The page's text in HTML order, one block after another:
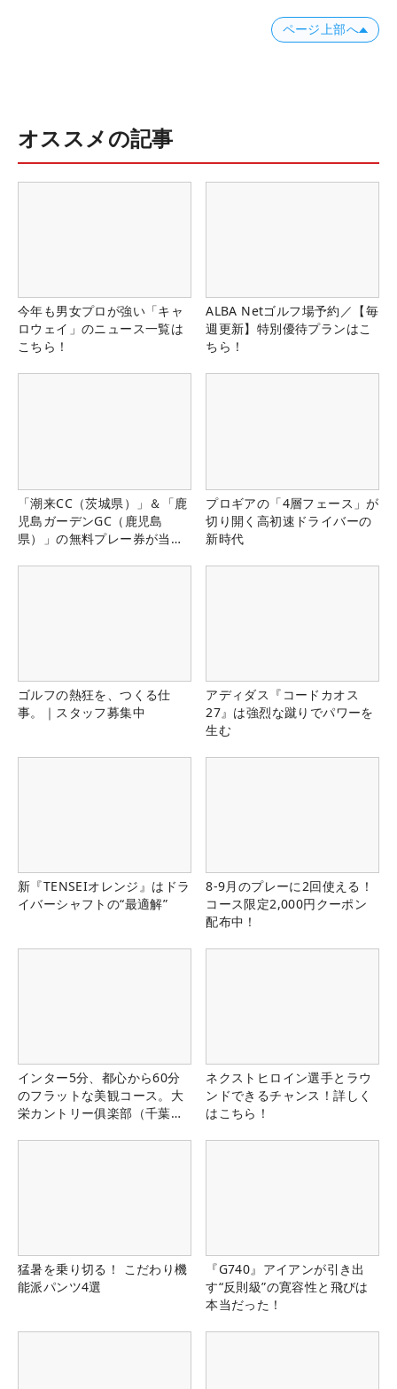
ページ上部へ
オススメの記事
今年も男女プロが強い「キャ
ロウェイ」のニュース一覧は
こちら！
ALBA Netゴルフ場予約／【毎
週更新】特別優待プランはこ
ちら！
「潮来CC（茨城県）」＆「鹿
児島ガーデンGC（鹿児島
県）」の無料プレー券が当た
プロギアの「4層フェース」が
切り開く高初速ドライバーの
新時代
ゴルフの熱狂を、つくる仕
事。｜スタッフ募集中
アディダス『コードカオス
27』は強烈な蹴りでパワーを
生む
新『TENSEIオレンジ』はドラ
イバーシャフトの“最適解”
8-9月のプレーに2回使える！
コース限定2,000円クーポン
配布中！
インター5分、都心から60分
のフラットな美観コース。大
栄カントリー俱楽部（千葉
ネクストヒロイン選手とラウ
ンドできるチャンス！詳しく
はこちら！
猛暑を乗り切る！ こだわり機
能派パンツ4選
『G740』アイアンが引き出
す“反則級”の寛容性と飛びは
本当だった！